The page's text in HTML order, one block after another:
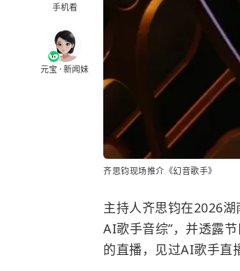
手机看
元宝 · 新闻妹
齐思钧现场推介《幻音歌手》
主持人齐思钧在2026
AI歌手音综”，并透露
的直播，见过AI歌手直